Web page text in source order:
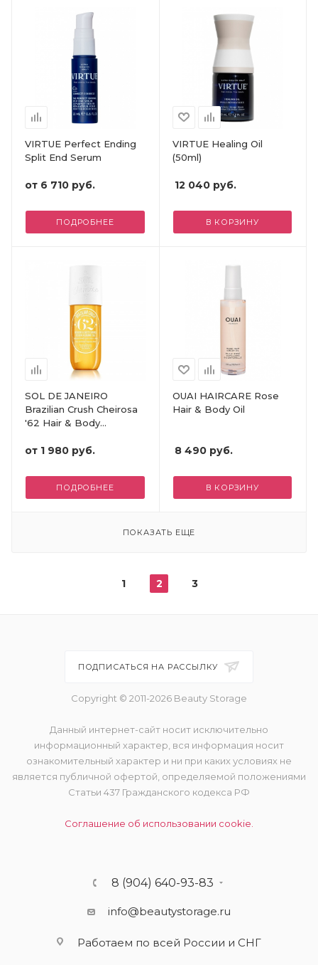
VIRTUE Perfect Ending
Split End Serum
от 6 710 руб.
ПОДРОБНЕЕ
VIRTUE Healing Oil
(50ml)
12 040руб.
В КОРЗИНУ
SOL DE JANEIRO
Brazilian Crush Cheirosa
'62 Hair & Body
от 1 980 руб.
ПОДРОБНЕЕ
OUAI HAIRCARE Rose
Hair & Body Oil
8 490руб.
В КОРЗИНУ
ПОКАЗАТЬ ЕЩЕ
1 2 3
ПОДПИСАТЬСЯ НА РАССЫЛКУ
Copyright © 2011-2026 Beauty Storage
Данный интернет-сайт носит исключительно
информационный характер, вся информация носит
ознакомительный характер и ни при каких условиях не
является публичной офертой, определяемой положениями
Статьи 437 Гражданского кодекса РФ
Соглашение об использовании cookie.
8 (904) 640-93-83
info@beautystorage.ru
Работаем по всей России и СНГ